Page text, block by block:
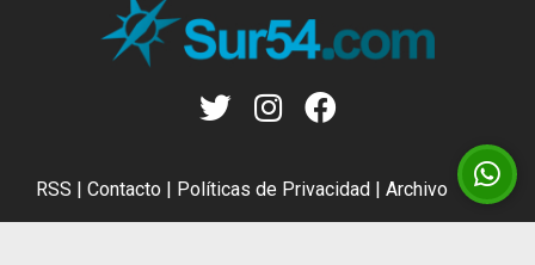
RSS Contacto Políticas de Privacidad Archivo